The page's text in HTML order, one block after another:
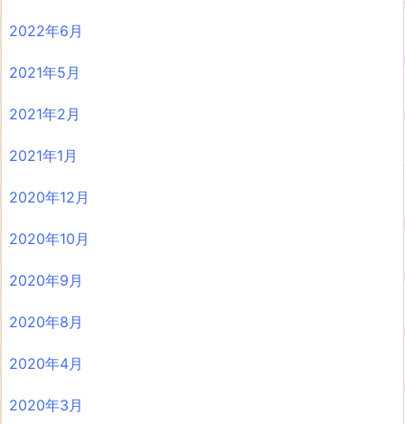
2022年6月
2021年5月
2021年2月
2021年1月
2020年12月
2020年10月
2020年9月
2020年8月
2020年4月
2020年3月